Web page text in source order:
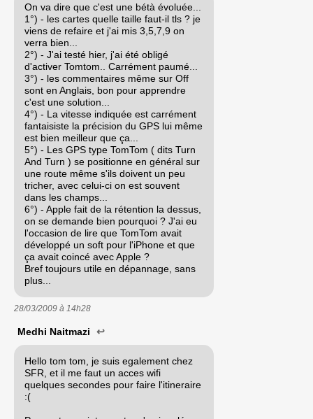
On va dire que c'est une bétà évoluée...
1°) - les cartes quelle taille faut-il tls ? je
viens de refaire et j'ai mis 3,5,7,9 on
verra bien...
2°) - J'ai testé hier, j'ai été obligé
d'activer Tomtom.. Carrément paumé...
3°) - les commentaires même sur Off
sont en Anglais, bon pour apprendre
c'est une solution...
4°) - La vitesse indiquée est carrément
fantaisiste la précision du GPS lui même
est bien meilleur que ça...
5°) - Les GPS type TomTom ( dits Turn
And Turn ) se positionne en général sur
une route même s'ils doivent un peu
tricher, avec celui-ci on est souvent
dans les champs...
6°) - Apple fait de la rétention la dessus,
on se demande bien pourquoi ? J'ai eu
l'occasion de lire que TomTom avait
développé un soft pour l'iPhone et que
ça avait coincé avec Apple ?
Bref toujours utile en dépannage, sans
plus...
28/03/2009 à 14h28
Medhi Naitmazi ↩
Hello tom tom, je suis egalement chez
SFR, et il me faut un acces wifi
quelques secondes pour faire l'itineraire
:(